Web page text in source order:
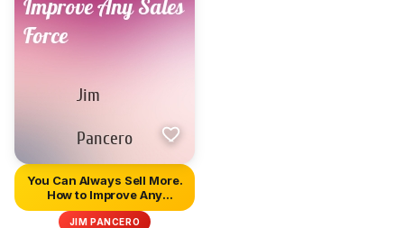
You Can Always Sell More.
How to Improve Any
Sales...
JIM PANCERO